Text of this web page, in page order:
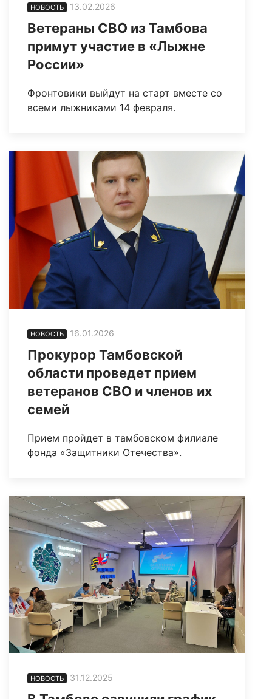
НОВОСТЬ 13.02.2026
Ветераны СВО из Тамбова
примут участие в «Лыжне
России»
Фронтовики выйдут на старт вместе со
всеми лыжниками 14 февраля.
НОВОСТЬ 16.01.2026
Прокурор Тамбовской
области проведет прием
ветеранов СВО и членов их
семей
Прием пройдет в тамбовском филиале
фонда «Защитники Отечества».
НОВОСТЬ 31.12.2025